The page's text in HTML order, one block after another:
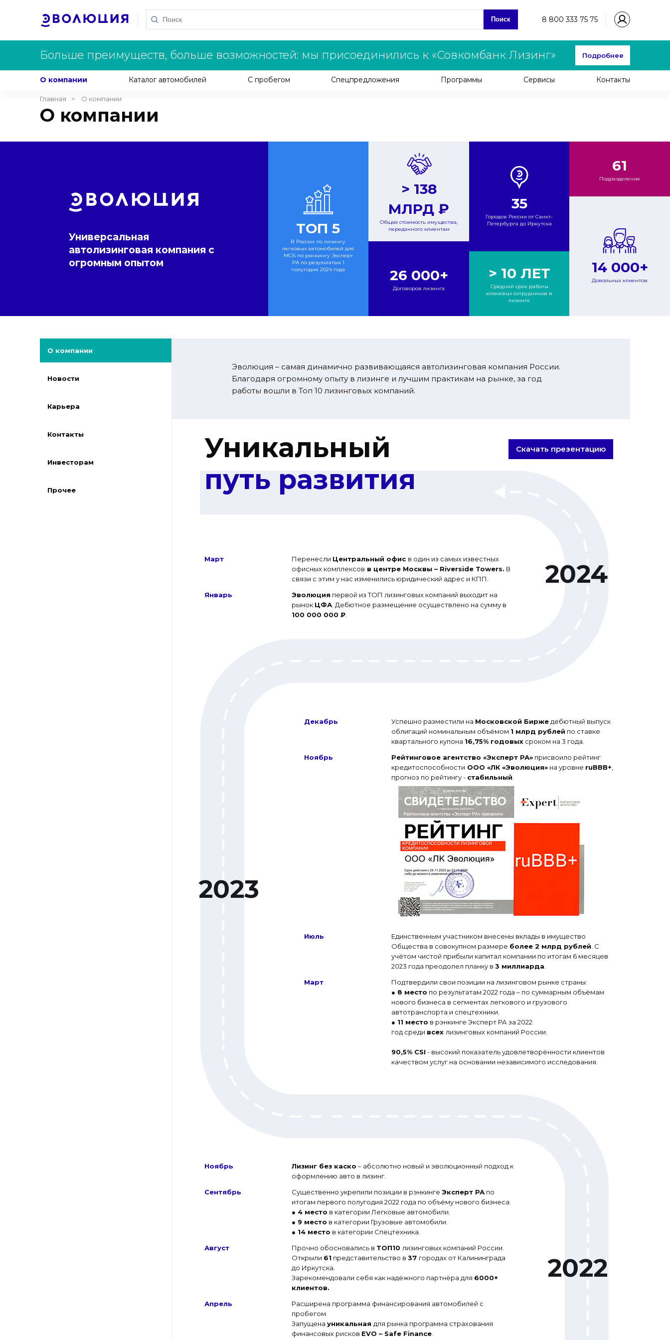
Поиск
Больше преимуществ, больше возможностей: мы присоединились к «Совкомбанк Лизинг» Подробнее
О компании Каталог автомобилей С пробегом Спецпредложения Программы Сервисы Контакты
8 800 333 75 75
Главная О компании
О компании
Универсальная
автолизинговая компания с
огромным опытом
ТОП 5
В России по лизингу
легковых автомобилей для
МСБ по рэнкингу Эксперт
РА по результатам 1
полугодия 2024 года
> 138
МЛРД ₽
Общая стоимость имущества,
переданного клиентам
26 000+
Договоров лизинга
35
Городов России от Санкт-
Петербурга до Иркутска
> 10 ЛЕТ
Средний срок работы
ключевых сотрудников в
лизинге
61
Подразделение
14 000+
Довольных клиентов
О компании
Новости
Карьера
Контакты
Инвесторам
Прочее
Эволюция – самая динамично развивающаяся автолизинговая компания России.
Благодаря огромному опыту в лизинге и лучшим практикам на рынке, за год
работы вошли в Топ 10 лизинговых компаний.
Уникальный
путь развития
Скачать презентацию
Март Перенесли Центральный офис в один из самых известных
офисных комплексов в центре Москвы – Riverside Towers. В
связи с этим у нас изменились юридический адрес и КПП.
Январь
Эволюция первой из ТОП лизинговых компаний выходит на
рынок ЦФА. Дебютное размещение осуществлено на сумму в
100 000 000 ₽.
Декабрь Успешно разместили на Московской Биржедебютный выпуск
облигаций номинальным объёмом 1 млрд рублей по ставке
квартального купона 16,75% годовыхсроком на 3 года.
Ноябрь
Рейтинговое агентство «Эксперт РА»присвоило рейтинг
кредитоспособности ООО «ЛК «Эволюция»на уровне ruВВB+
прогноз по рейтингу - стабильный
Июль
Единственным участником внесены вклады в имущество
Общества в совокупном размере более 2 млрд рублей . С
учётом чистой прибыли капитал компании по итогам 6 месяцев
2023 года преодолел планку в 3 миллиарда
Март
Подтвердили свои позиции на лизинговом рынке страны:
● 8 место по результатам 2022 года – по суммарным объёмам
нового бизнеса в сегментах легкового и грузового
автотранспорта и спецтехники.
● 11 место в рэнкинге Эксперт РА за 2022
год среди всех лизинговых компаний России.
90,5% CSI - высокий показатель удовлетворённости клиентов
качеством услуг на основании независимого исследования.
Ноябрь Лизинг без каско – абсолютно новый и эволюционный подход к
оформлению авто в лизинг.
Сентябрь
Существенно укрепили позиции в рэнкинге Эксперт РАпо
итогам первого полугодия 2022 года по объёму нового бизнеса:
● 4 место в категории Легковые автомобили.
● 9 место в категории Грузовые автомобили.
● 14 место в категории Спецтехника.
Август
Прочно обосновались в ТОП10 лизинговых компаний России.
Открыли 61 представительство в 37 городах от Калининграда
до Иркутска.
Зарекомендовали себя как надёжного партнёра для 6000+
клиентов.
Апрель
Расширена программа финансирования автомобилей с
пробегом.
Запущена уникальная для рынка программа страхования
финансовых рисков EVO – Safe Finance.